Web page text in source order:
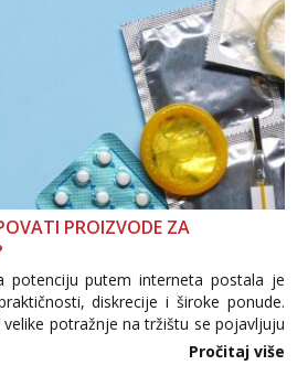
PROIZVODE ZA
potenciju putem interneta postala je
diskrecije i široke ponude.
potražnje na tržištu se pojavljuju
nepouzdane internetske
Pročitaj više